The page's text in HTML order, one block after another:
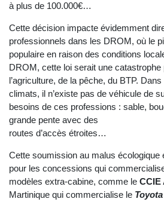
à plus de 100.000€…
Cette décision impacte évidemment
professionnels dans les DROM, où le
populaire en raison des conditions
DROM, cette loi serait une
l’agriculture, de la pêche, du BTP.
climats, il n’existe pas de véhicule de
besoins de ces professions : sable,
grande pente avec des
routes d’accès étroites…
Cette soumission au malus écologique
pour les concessions qui
modèles extra-cabine, comme le CCIE
Martinique qui commercialise le